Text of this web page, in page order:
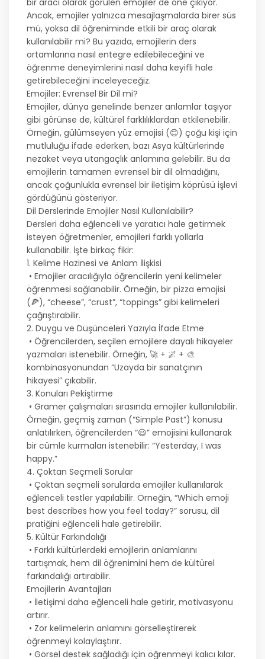
Ancak, emojiler yalnızca mesajlaşmalarda birer süs
mü, yoksa dil öğreniminde etkili bir araç olarak
kullanılabilir mi? Bu yazıda, emojilerin ders
ortamlarına nasıl entegre edilebileceğini ve
öğrenme deneyimlerini nasıl daha keyifli hale
getirebileceğini inceleyeceğiz.
Emojiler: Evrensel Bir Dil mi?
Emojiler, dünya genelinde benzer anlamlar taşıyor
gibi görünse de, kültürel farklılıklardan etkilenebilir.
Örneğin, gülümseyen yüz emojisi (😊) çoğu kişi için
mutluluğu ifade ederken, bazı Asya kültürlerinde
nezaket veya utangaçlık anlamına gelebilir. Bu da
emojilerin tamamen evrensel bir dil olmadığını,
ancak çoğunlukla evrensel bir iletişim köprüsü işlevi
gördüğünü gösteriyor.
Dil Derslerinde Emojiler Nasıl Kullanılabilir?
Dersleri daha eğlenceli ve yaratıcı hale getirmek
isteyen öğretmenler, emojileri farklı yollarla
kullanabilir. İşte birkaç fikir:
1. Kelime Hazinesi ve Anlam İlişkisi
• Emojiler aracılığıyla öğrencilerin yeni kelimeler
öğrenmesi sağlanabilir. Örneğin, bir pizza emojisi
(🍕), “cheese”, “crust”, “toppings” gibi kelimeleri
çağrıştırabilir.
2. Duygu ve Düşünceleri Yazıyla İfade Etme
• Öğrencilerden, seçilen emojilere dayalı hikayeler
yazmaları istenebilir. Örneğin, 🚀 + 🌌 + 🎨
kombinasyonundan “Uzayda bir sanatçının
hikayesi” çıkabilir.
3. Konuları Pekiştirme
• Gramer çalışmaları sırasında emojiler kullanılabilir.
Örneğin, geçmiş zaman (“Simple Past”) konusu
anlatılırken, öğrencilerden “😃” emojisini kullanarak
bir cümle kurmaları istenebilir: “Yesterday, I was
happy.”
4. Çoktan Seçmeli Sorular
• Çoktan seçmeli sorularda emojiler kullanılarak
eğlenceli testler yapılabilir. Örneğin, “Which emoji
best describes how you feel today?” sorusu, dil
pratiğini eğlenceli hale getirebilir.
5. Kültür Farkındalığı
• Farklı kültürlerdeki emojilerin anlamlarını
tartışmak, hem dil öğrenimini hem de kültürel
farkındalığı artırabilir.
Emojilerin Avantajları
• İletişimi daha eğlenceli hale getirir, motivasyonu
artırır.
• Zor kelimelerin anlamını görselleştirerek
öğrenmeyi kolaylaştırır.
• Görsel destek sağladığı için öğrenmeyi kalıcı kılar.